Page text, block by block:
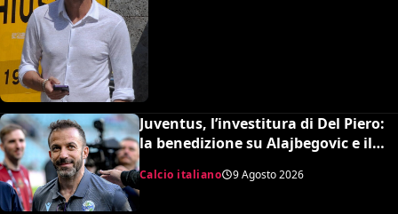
Juventus, l’investitura di Del Piero:
la benedizione su Alajbegovic e il
fattore Spalletti per il ritorno in alto
Calcio italiano 9 Agosto 2026